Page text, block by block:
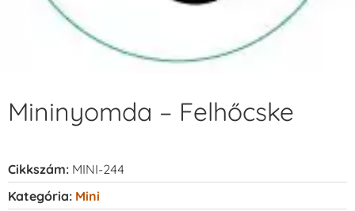
Mininyomda – Felhőcske
Cikkszám: MINI-244
Kategória: Mini